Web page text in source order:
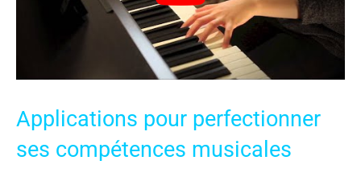
Applications pour perfectionner
ses compétences musicales